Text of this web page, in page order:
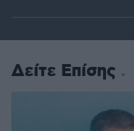
Δείτε Επίσης